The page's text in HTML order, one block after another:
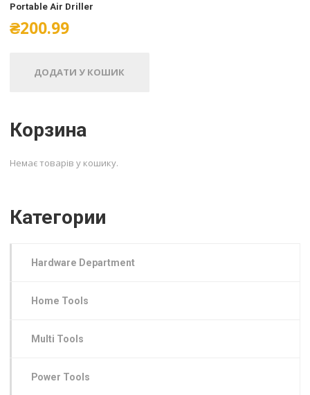
Portable Air Driller
₴200.99
ДОДАТИ У КОШИК
Корзина
Немає товарів у кошику.
Категории
Hardware Department
Home Tools
Multi Tools
Power Tools